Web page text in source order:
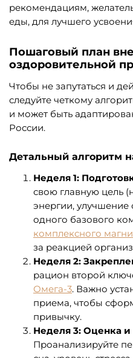
рекомендациям,
еды, для лучшего
Пошаговый план
оздоровительной
Чтобы не запутаться и
следуйте четкому
и может быть
России.
Детальный алгоритм
Неделя 1:
свою главную цель
энергии, улучшение
одного базового
комплексного
за реакцией
Неделя 2:
рацион второй
Омега-3. Важно
приема, чтобы
привычку.
Неделя 3: Оценка и
Проанализируйте